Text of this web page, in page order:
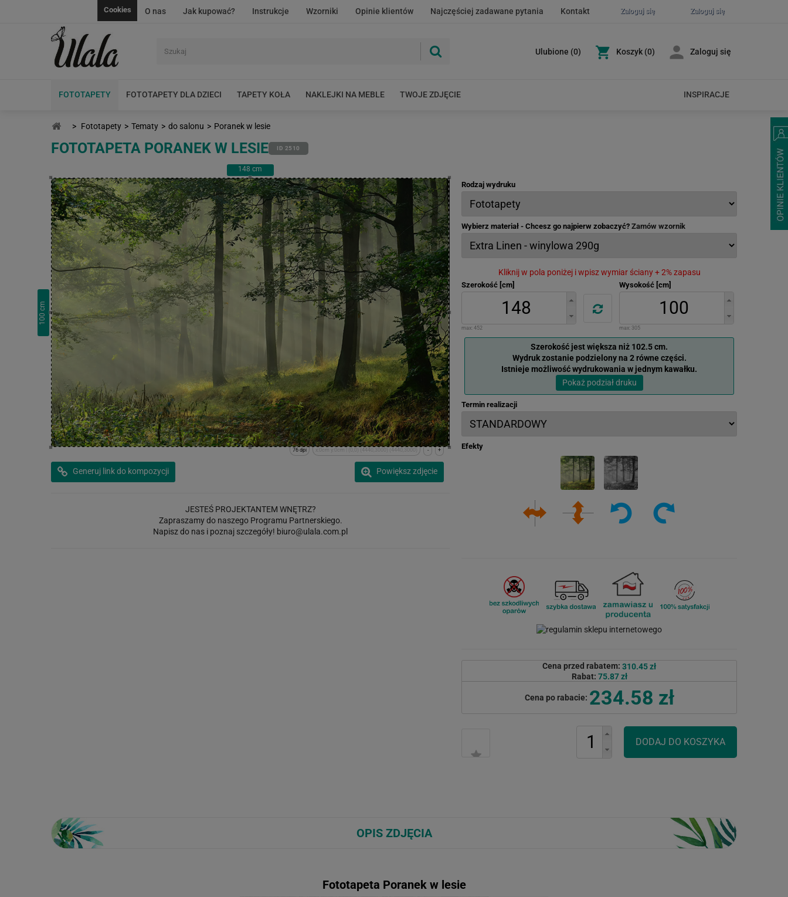
Zaloguj się
Zaloguj się
O nas Jak kupować? Instrukcje Wzorniki Opinie klientów Najczęściej zadawane pytania Kontakt
Cookies
Ulubione (0) Koszyk (0) Zaloguj się
FOTOTAPETY FOTOTAPETY DLA DZIECI TAPETY KOŁA NAKLEJKI NA MEBLE TWOJE ZDJĘCIE INSPIRACJE
> Fototapety > Tematy > do salonu > Poranek w lesie
FOTOTAPETA PORANEK W LESIE ID 2510
148 cm
100
cm
+
-
x:0cm y:0cm | (0,0) (4440,3000) (4440,3000)
76 dpi
Powiększ zdjęcie
Generuj link do kompozycji
JESTEŚ PROJEKTANTEM WNĘTRZ?
Zapraszamy do naszego Programu Partnerskiego.
Napisz do nas i poznaj szczegóły! biuro@ulala.com.pl
Rodzaj wydruku
Wybierz materiał - Chcesz go najpierw zobaczyć? Zamów wzornik
Kliknij w pola poniżej i wpisz wymiar ściany + 2% zapasu
Szerokość [cm]
max: 452
Wysokość [cm]
max: 305
Szerokość jest większa niż 102.5 cm.
Wydruk zostanie podzielony na 2 równe części.
Istnieje możliwość wydrukowania w jednym kawałku.
Pokaż podział druku
Termin realizacji
Efekty
Cena przed rabatem: 310.45 zł
Rabat: 75.87 zł
Cena po rabacie: 234.58 zł
OPIS ZDJĘCIA
Fototapeta Poranek w lesie